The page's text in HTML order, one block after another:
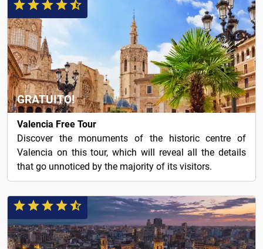
GRATUITO!
Valencia Free Tour
Discover the monuments of the historic centre of
Valencia on this tour, which will reveal all the details
that go unnoticed by the majority of its visitors.